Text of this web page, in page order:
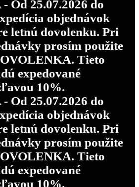
Od 25.07.2026 do
objednávok
letnú dovolenku. Pri
prosím použite
Tieto
expedované
10%.
Od 25.07.2026 do
objednávok
letnú dovolenku. Pri
prosím použite
Tieto
expedované
10%.